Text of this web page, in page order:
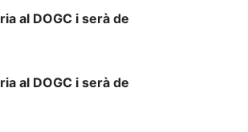
al DOGC i serà de
al DOGC i serà de